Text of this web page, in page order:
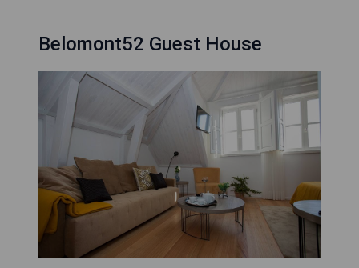
Belomont52 Guest House